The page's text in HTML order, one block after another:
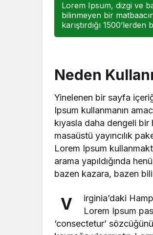
Lorem Ipsum, dizgi ve
bilinmeyen bir
karıştırdığı
Neden
Yinelenen bir sayfa
Ipsum kullanmanın
kıyasla daha dengeli bir
masaüstü yayıncılık
Lorem Ipsum
arama yapıldığında
bazen kazara, bazen
V
irginia’daki
Lorem Ipsum
‘consectetur’